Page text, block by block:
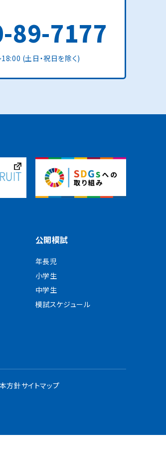
89-7177
(土日・祝日を除く)
公開模試
年長児
小学生
中学生
模試スケジュール
方針サイトマップ